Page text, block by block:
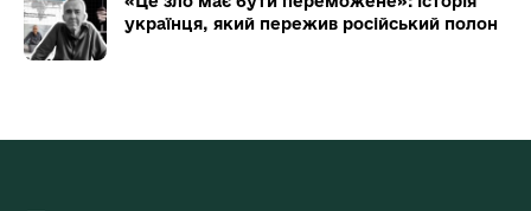
українця, який пережив російський полон